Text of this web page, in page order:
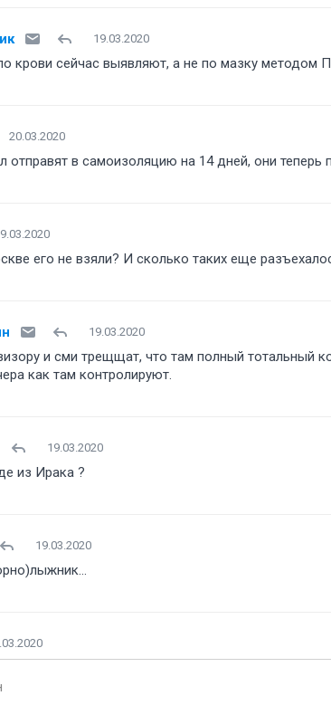
19.03.2020
крови сейчас выявляют, а не по мазку
20.03.2020
отправят в самоизоляцию на 14 дней, они теперь
его не взяли? И сколько таких еще
19.03.2020
и сми трещщат, что там полный тотальный
как там контролируют.
19.03.2020
из Ирака
19.03.2020